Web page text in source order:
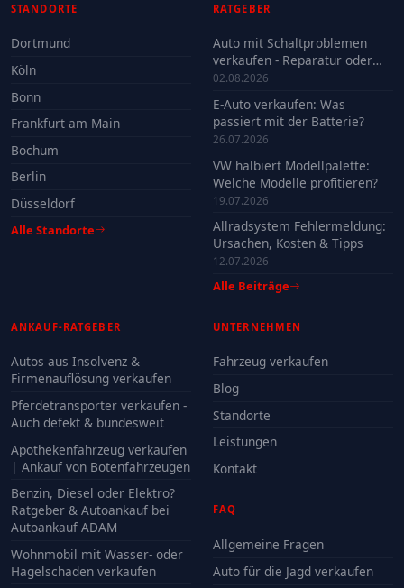
STANDORTE
Dortmund
Köln
Bonn
Frankfurt am Main
Bochum
Berlin
Düsseldorf
Alle Standorte
RATGEBER
Auto mit Schaltproblemen
verkaufen - Reparatur oder
Verkauf?
02.08.2026
E-Auto verkaufen: Was
passiert mit der Batterie?
26.07.2026
VW halbiert Modellpalette:
Welche Modelle profitieren?
19.07.2026
Allradsystem Fehlermeldung:
Ursachen, Kosten & Tipps
12.07.2026
Alle Beiträge
ANKAUF-RATGEBER
Autos aus Insolvenz &
Firmenauflösung verkaufen
Pferdetransporter verkaufen -
Auch defekt & bundesweit
Apothekenfahrzeug verkaufen
| Ankauf von Botenfahrzeugen
Benzin, Diesel oder Elektro?
Ratgeber & Autoankauf bei
Autoankauf ADAM
Wohnmobil mit Wasser- oder
Hagelschaden verkaufen
UNTERNEHMEN
Fahrzeug verkaufen
Blog
Standorte
Leistungen
Kontakt
FAQ
Allgemeine Fragen
Auto für die Jagd verkaufen